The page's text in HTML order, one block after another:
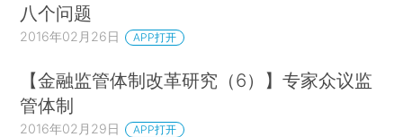
八个问题
2016年02月26日 APP打开
【金融监管体制改革研究（6）】专家众议监
管体制
2016年02月29日 APP打开